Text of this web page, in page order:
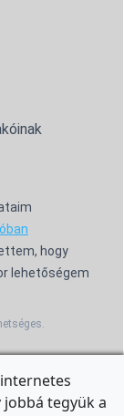
hogy
lehetőségem
tegyük a